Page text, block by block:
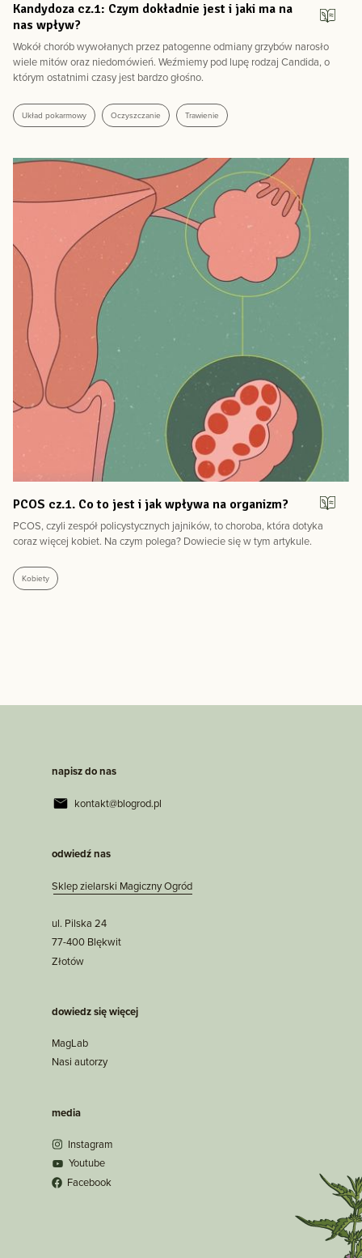
Kandydoza cz.1: Czym dokładnie jest i jaki ma na
nas wpływ?
Wokół chorób wywołanych przez patogenne odmiany grzybów narosło
wiele mitów oraz niedomówień. Weźmiemy pod lupę rodzaj Candida, o
którym ostatnimi czasy jest bardzo głośno.
Układ pokarmowy Oczyszczanie Trawienie
PCOS cz.1. Co to jest i jak wpływa na organizm?
PCOS, czyli zespół policystycznych jajników, to choroba, która dotyka
coraz więcej kobiet. Na czym polega? Dowiecie się w tym artykule.
Kobiety
napisz do nas
kontakt@blogrod.pl
odwiedź nas
Sklep zielarski Magiczny Ogród
ul. Pilska 24
77-400 Blękwit
Złotów
dowiedz się więcej
MagLab
Nasi autorzy
media
Instagram
Youtube
Facebook